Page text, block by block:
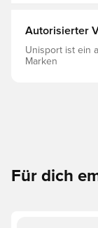
Autorisierter
Unisport ist ein
Marken
Für dich